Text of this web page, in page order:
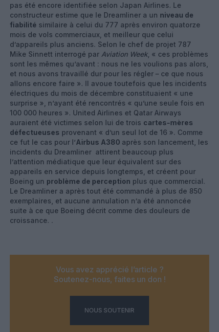
pas été encore identifiée selon Japan Airlines. Le
constructeur estime que le Dreamliner a un niveau de
fiabilité similaire à celui du 777 après environ quatorze
mois de vols commerciaux, et meilleur que celui
d’appareils plus anciens. Selon le chef de projet 787
Mike Sinnett interrogé par Aviation Week, « ces problèmes
sont les mêmes qu’avant : nous ne les voulions pas alors,
et nous avons travaillé dur pour les régler – ce que nous
allons encore faire ». Il avoue toutefois que les incidents
électriques du mois de décembre constituaient « une
surprise », n’ayant été rencontrés « qu’une seule fois en
100 000 heures ». United Airlines et Qatar Airways
auraient été victimes selon lui de trois cartes-mères
défectueuses provenant « d’un seul lot de 16 ». Comme
ce fut le cas pour l’Airbus A380 après son lancement, les
incidents du Dreamliner attirent beaucoup plus
l’attention médiatique que leur équivalent sur des
appareils en service depuis longtemps, et créent pour
Boeing un problème de perception plus que commercial.
Le Dreamliner a après tout été commandé à plus de 850
exemplaires, et aucune annulation n’a été annoncée
suite à ce que Boeing décrit comme des douleurs de
croissance. .
Vous avez apprécié l’article ?
Soutenez-nous, faites un don !
NOUS SOUTENIR